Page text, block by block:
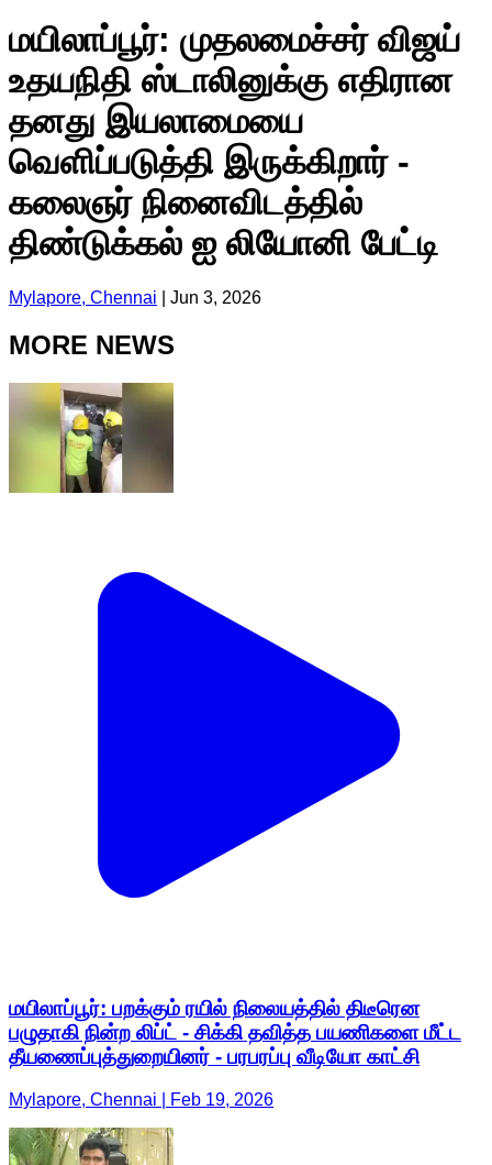
மயிலாப்பூர்: முதலமைச்சர் விஜய்
உதயநிதி ஸ்டாலினுக்கு எதிரான
தனது இயலாமையை
வெளிப்படுத்தி இருக்கிறார் -
கலைஞர் நினைவிடத்தில்
திண்டுக்கல் ஐ லியோனி பேட்டி
Mylapore, Chennai Jun 3, 2026
MORE NEWS
மயிலாப்பூர்: பறக்கும் ரயில் நிலையத்தில் திடீரென
பழுதாகி நின்ற லிப்ட் - சிக்கி தவித்த பயணிகளை மீட்ட
தீயணைப்புத்துறையினர் - பரபரப்பு வீடியோ காட்சி
Mylapore, Chennai | Feb 19, 2026